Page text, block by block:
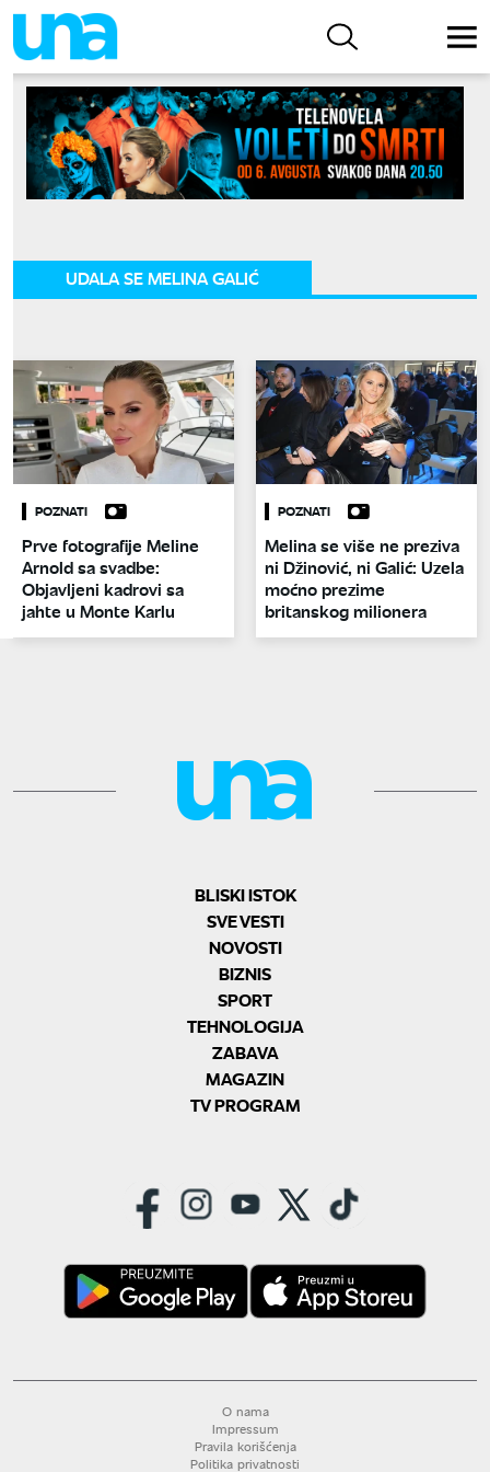
UDALA SE MELINA GALIĆ
POZNATI
Prve fotografije Meline
Arnold sa svadbe:
Objavljeni kadrovi sa
jahte u Monte Karlu
POZNATI
Melina se više ne preziva
ni Džinović, ni Galić: Uzela
moćno prezime
britanskog milionera
BLISKI ISTOK
SVE VESTI
NOVOSTI
BIZNIS
SPORT
TEHNOLOGIJA
ZABAVA
MAGAZIN
TV PROGRAM
O nama
Impressum
Pravila korišćenja
Politika privatnosti